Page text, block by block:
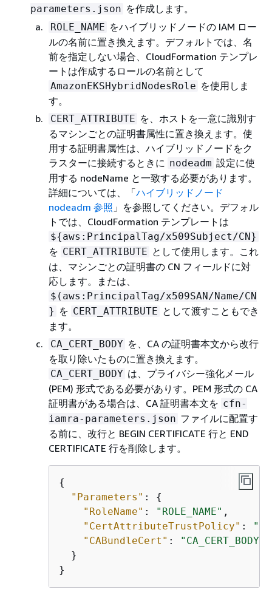
parameters.json を作成します。
ROLE_NAME をハイブリッドノードの IAM ロー
ルの名前に置き換えます。デフォルトでは、名
前を指定しない場合、CloudFormation テンプレ
ートは作成するロールの名前として
AmazonEKSHybridNodesRole を使用しま
す。
CERT_ATTRIBUTE を、ホストを一意に識別す
るマシンごとの証明書属性に置き換えます。使
用する証明書属性は、ハイブリッドノードをク
ラスターに接続するときに nodeadm 設定に使
用する nodeName と一致する必要があります。
詳細については、「ハイブリッドノード
nodeadm 参照 」を参照してください。デフォル
トでは、CloudFormation テンプレートは
${aws:PrincipalTag/x509Subject/CN}
を CERT_ATTRIBUTE として使用します。これ
は、マシンごとの証明書の CN フィールドに対
応します。または、
$(aws:PrincipalTag/x509SAN/Name/CN
} を CERT_ATTRIBUTE として渡すこともでき
ます。
CA_CERT_BODY を、CA の証明書本文から改行
を取り除いたものに置き換えます。
CA_CERT_BODY は、プライバシー強化メール
(PEM) 形式である必要がありす。PEM 形式の CA
証明書がある場合は、CA 証明書本文を cfn-
iamra-parameters.json ファイルに配置す
る前に、改行と BEGIN CERTIFICATE 行と END
CERTIFICATE 行を削除します。
{
"Parameters" : {
"RoleName" : "ROLE_NAME" ,
"CertAttributeTrustPolicy" :
"CABundleCert" :
"CA_CERT_BODY"
  }
}